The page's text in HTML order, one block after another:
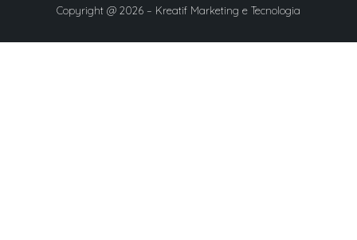
Copyright @ 2026 – Kreatif Marketing e Tecnologia